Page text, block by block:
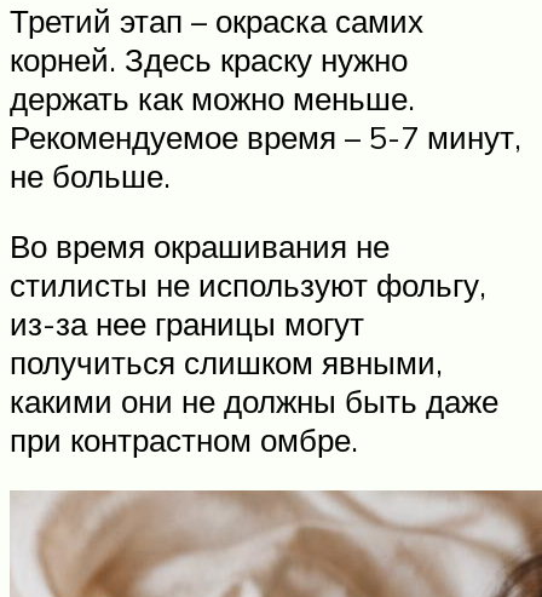
Третий этап – окраска самих
корней. Здесь краску нужно
держать как можно меньше.
Рекомендуемое время – 5-7 минут,
не больше.
Во время окрашивания не
стилисты не используют фольгу,
из-за нее границы могут
получиться слишком явными,
какими они не должны быть даже
при контрастном омбре.